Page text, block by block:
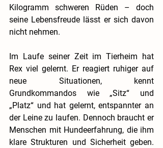
Kilogramm schweren Rüden – doch
seine Lebensfreude lässt er sich davon
nicht nehmen.
Im Laufe seiner Zeit im Tierheim hat
Rex viel gelernt. Er reagiert ruhiger auf
neue Situationen, kennt
Grundkommandos wie „Sitz“ und
„Platz“ und hat gelernt, entspannter an
der Leine zu laufen. Dennoch braucht er
Menschen mit Hundeerfahrung, die ihm
klare Strukturen und Sicherheit geben.